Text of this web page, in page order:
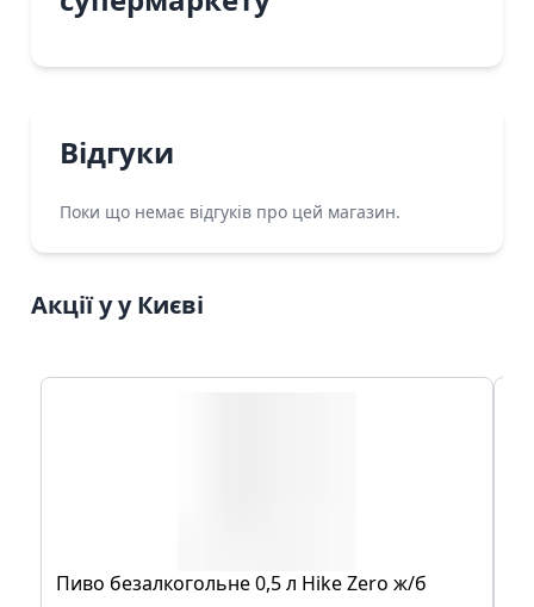
Відгуки
Поки що немає відгуків про цей магазин.
Акції у у Києві
Пиво безалкогольне 0,5 л Hike Zero ж/б